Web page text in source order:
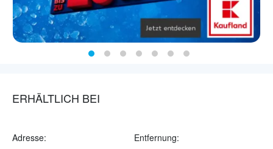
ERHÄLTLICH BEI
Adresse: Entfernung: